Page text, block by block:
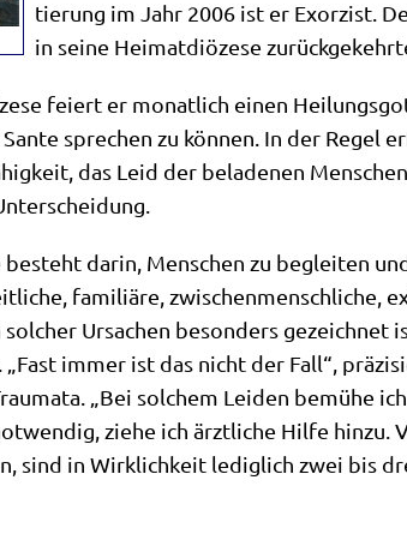
tie­rung im Jahr 2006 ist er Exor­zist.
in sei­ne Hei­mat­diö­ze­se
fei­ert er monat­lich einen
spre­chen zu kön­nen. In der
das Leid der bela­de­nen
besteht dar­in, Men­schen zu beglei­ten
fami­liä­re, zwi­schen­mensch­li­che,
Ursa­chen beson­ders gezeich­net
„Fast immer ist das nicht der Fall“,
„Bei sol­chem Lei­den bemü­he
zie­he ich ärzt­li­che Hil­fe
sind in Wirk­lich­keit ledig­lich zwei bis